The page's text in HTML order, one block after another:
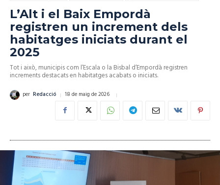
L’Alt i el Baix Empordà
registren un increment dels
habitatges iniciats durant el
2025
Tot i això, municipis com l’Escala o la Bisbal d’Empordà registren
increments destacats en habitatges acabats o iniciats.
per Redacció 18 de maig de 2026